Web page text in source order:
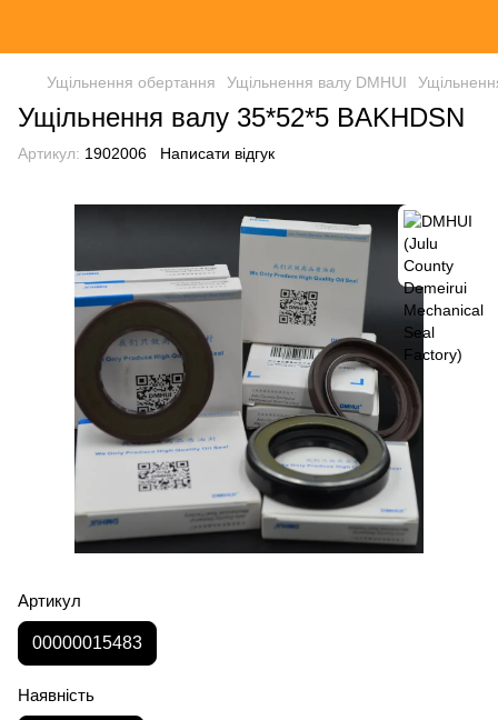
Ущільнення обертання Ущільнення валу DMHUI
Ущільнення валу 35*52*5 BAKHDSN
Артикул: 1902006 Написати відгук
Артикул
00000015483
Наявність